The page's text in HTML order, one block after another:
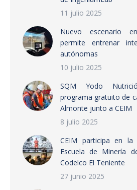
11 julio 2025
Nuevo escenario
permite entrenar
autónomas
10 julio 2025
SQM Yodo
programa gratuito de
Almonte junto a CEIM
8 julio 2025
CEIM participa en la
Escuela de Minería
Codelco El Teniente
27 junio 2025